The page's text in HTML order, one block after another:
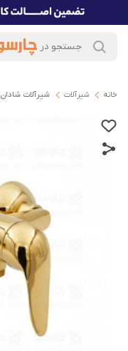
خانه شیرآلات شیرآلات شادان